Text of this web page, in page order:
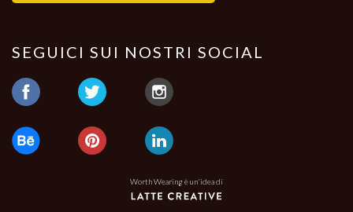
SEGUICI SUI NOSTRI SOCIAL
Worth Wearing è un'idea di